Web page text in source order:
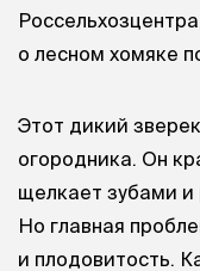
о лесном хомяке
Этот дикий
огородника. Он
щелкает зубами
Но главная
и плодовитость.